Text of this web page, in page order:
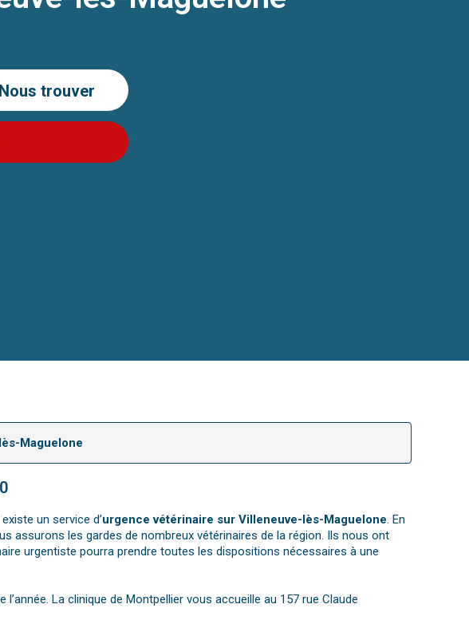
trouver
Maguelone
un service d’urgence vétérinaire sur Villeneuve-lès-Maguelone. En
assurons les gardes de nombreux vétérinaires de la région. Ils nous ont
urgentiste pourra prendre toutes les dispositions nécessaires à une
La clinique de Montpellier vous accueille au 157 rue Claude